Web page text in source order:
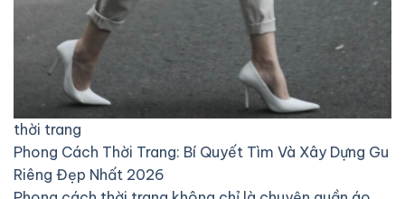
thời trang
Phong Cách Thời Trang: Bí Quyết Tìm Và Xây Dựng Gu
Riêng Đẹp Nhất 2026